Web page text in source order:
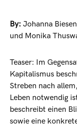
By: Johanna
und Monika
Teaser: Im
Kapitalismus
Streben nach
Leben notwendig
beschreibt einen
sowie eine